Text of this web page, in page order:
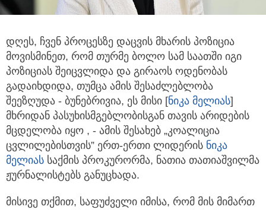
დღეს, ჩვენ პროცესზე დაცვის მხარის პოზიცია
მოვისმინეთ, რომ თურმე ბოლო სამ საათში იგი
პოზიციას შეიცვლიდა და გირაოს ოდენობას
გადაიხდიდა, თუმცა ამის შესაძლებლობა
შეეზღუდა - ბუნებრივია, ეს მისი [ნიკა მელიას]
მხრიდან პასუხისმგებლობისგან თავის არიდების
მცდელობა იყო , - ამის შესახებ „კოალიცია
ცვლილებისთვის” ერთ-ერთი ლიდერის ნიკა
მელიას საქმის პროკურორმა, ნათია თათიაშვილმა
ჟურნალისტებს განუცხადა.
მისივე თქმით, საფუძველი იმისა, რომ მის მიმართ